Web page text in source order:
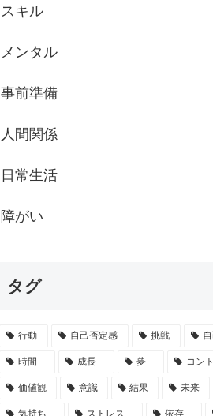
スキル
メンタル
事前準備
人間関係
日常生活
障がい
タグ
行動 自己否定感 挑戦
時間 成長 夢 コン
価値観 意識 結果 未来